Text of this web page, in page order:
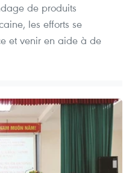
de produits
les efforts se
et venir en aide à de